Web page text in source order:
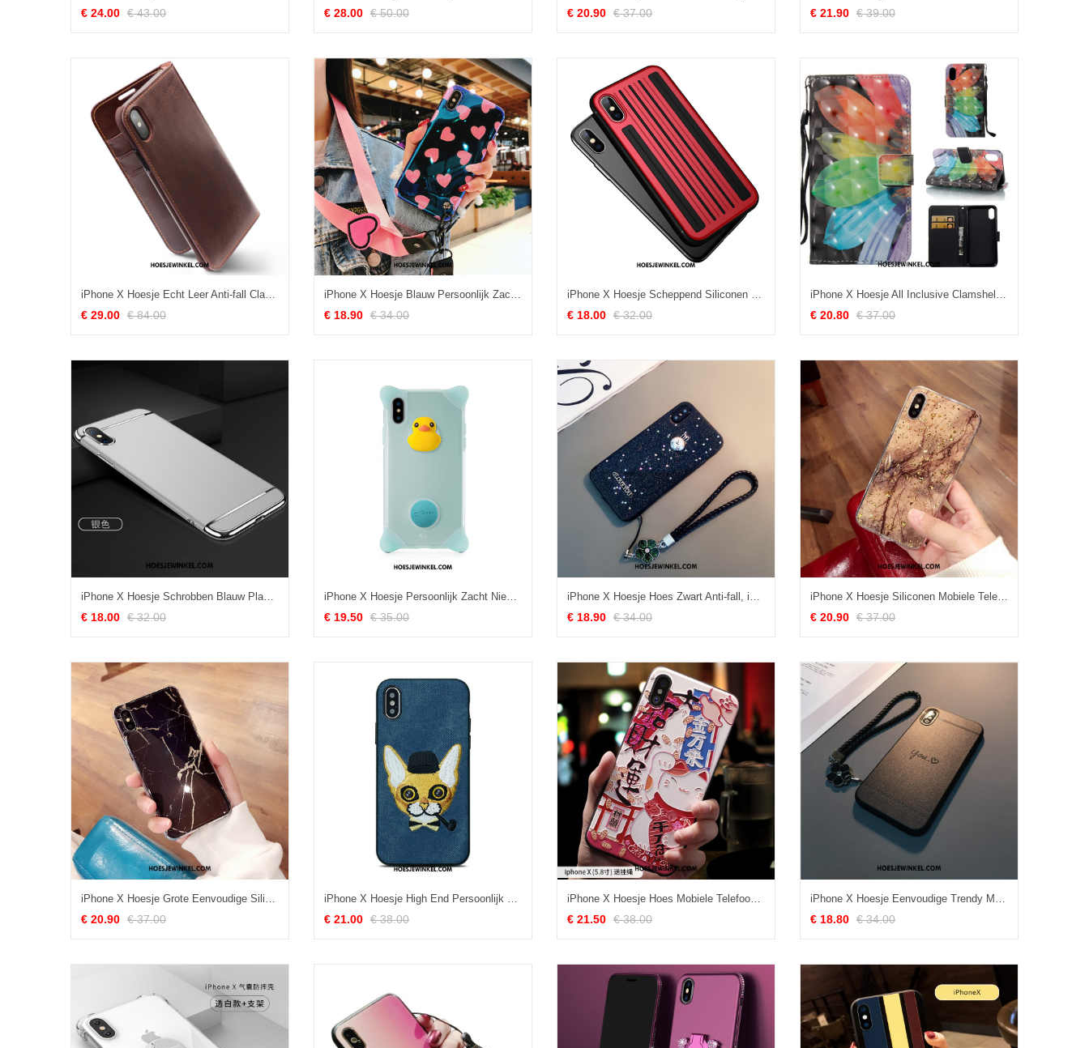
€ 24.00 € 43.00 € 28.00 € 50.00 € 20.90 € 37.00 € 21.90 € 39.00
iPhone X Hoesje Echt Leer Anti-fall Classic, iPhone X Hoesje Leren Etui Kaart Braun
€ 29.00 € 84.00
iPhone X Hoesje Blauw Persoonlijk Zacht, iPhone X Hoesje Hanger Mobiele Telefoon
€ 18.90 € 34.00
iPhone X Hoesje Scheppend Siliconen Mobiele Telefoon, iPhone X Hoesje Anti-fall Hoes
€ 18.00 € 32.00
iPhone X Hoesje All Inclusive Clamshell Mobiele Telefoon, iPhone X Hoesje Siliconen Leren Etui
€ 20.80 € 37.00
€ 18.00 € 32.00
iPhone X Hoesje Persoonlijk Zacht Nieuw, iPhone X Hoesje All Inclusive Siliconen
€ 19.50 € 35.00
iPhone X Hoesje Hoes Zwart Anti-fall, iPhone X Hoesje Mobiele Telefoon Doorzichtig
€ 18.90 € 34.00
iPhone X Hoesje Siliconen Mobiele Telefoon Net Red, iPhone X Hoesje All Inclusive Grote
€ 20.90 € 37.00
iPhone X Hoesje Grote Eenvoudige Siliconen, iPhone X Hoesje Mobiele Telefoon Trend
€ 20.90 € 37.00
iPhone X Hoesje High End Persoonlijk Mobiele Telefoon, iPhone X Hoesje Mode Mooie
€ 21.00 € 38.00
iPhone X Hoesje Hoes Mobiele Telefoon Nieuw, iPhone X Hoesje Scheppend Rood
€ 21.50 € 38.00
iPhone X Hoesje Eenvoudige Trendy Merk Mobiele Telefoon, iPhone X Hoesje Hoes Anti-fall
€ 18.80 € 34.00